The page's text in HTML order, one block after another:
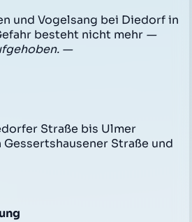
und Vogelsang bei Diedorf in
besteht nicht mehr —
—
Straße bis Ulmer
Straße und